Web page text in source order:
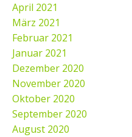
April 2021
März 2021
Februar 2021
Januar 2021
Dezember 2020
November 2020
Oktober 2020
September 2020
August 2020